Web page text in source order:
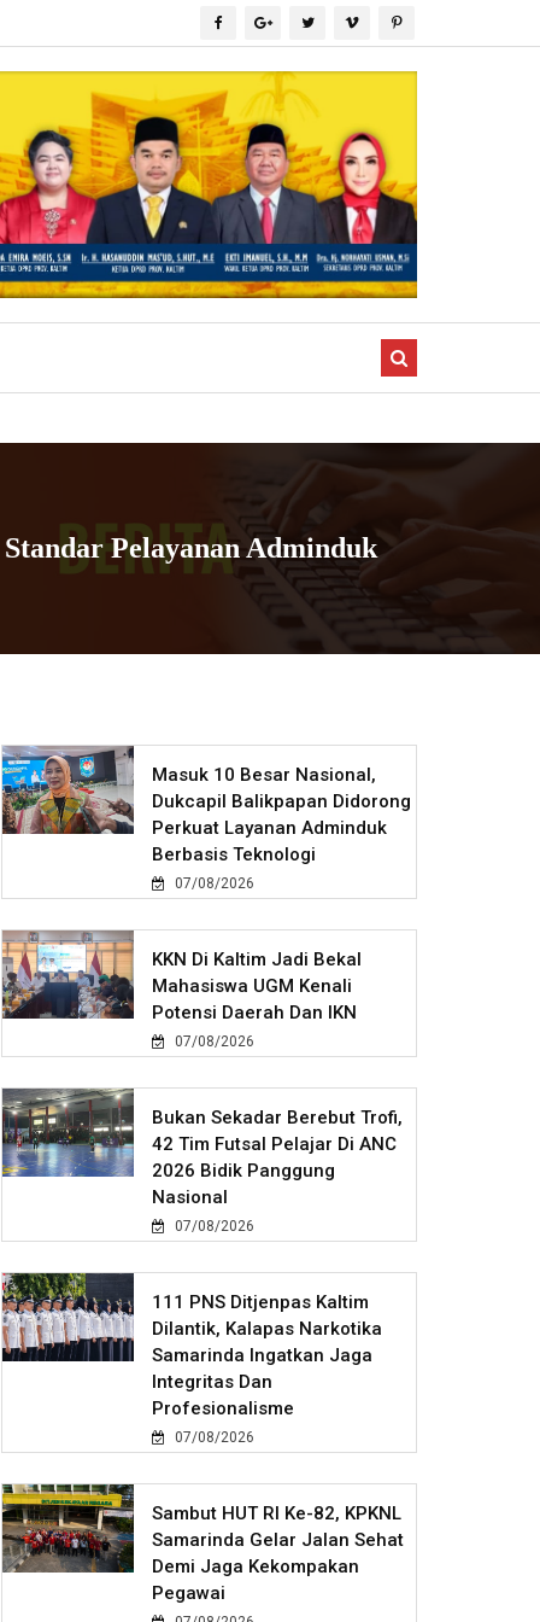
Pelayanan Adminduk
Masuk 10 Besar Nasional,
Dukcapil Balikpapan Didorong
Perkuat Layanan Adminduk
Berbasis Teknologi
07/08/2026
KKN Di Kaltim Jadi Bekal
Mahasiswa UGM Kenali
Potensi Daerah Dan IKN
07/08/2026
Bukan Sekadar Berebut Trofi,
42 Tim Futsal Pelajar Di ANC
2026 Bidik Panggung
Nasional
07/08/2026
111 PNS Ditjenpas Kaltim
Dilantik, Kalapas Narkotika
Samarinda Ingatkan Jaga
Integritas Dan
Profesionalisme
07/08/2026
Sambut HUT RI Ke-82, KPKNL
Samarinda Gelar Jalan Sehat
Demi Jaga Kekompakan
Pegawai